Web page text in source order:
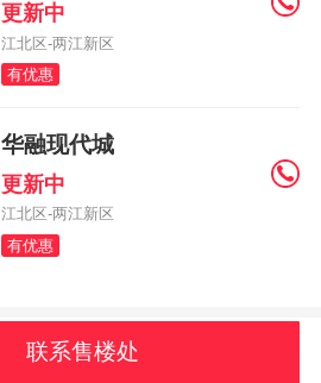
更新中
江北区-两江新区
有优惠
华融现代城
更新中
江北区-两江新区
有优惠
联系售楼处